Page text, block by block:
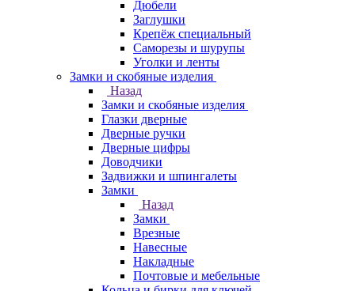
Дюбели
Заглушки
Крепёж специальный
Саморезы и шурупы
Уголки и ленты
Замки и скобяные изделия
Назад
Замки и скобяные изделия
Глазки дверные
Дверные ручки
Дверные цифры
Доводчики
Задвижки и шпингалеты
Замки
Назад
Замки
Врезные
Навесные
Накладные
Почтовые и мебельные